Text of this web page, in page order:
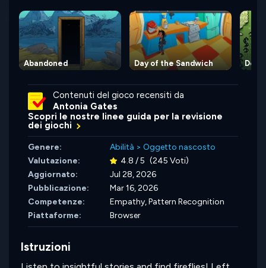
Abandoned Day of the Sandwich
Contenuti del gioco recensiti da
Antonia Gates
Scopri le nostre linee guida per la revisione
dei giochi
Genere: Abilità > Oggetto nascosto
Valutazione:
4.8 / 5 (245 Voti)
Aggiornato:
Jul 28, 2026
Pubblicazione:
Mar 16, 2026
Competenze:
Empathy,Pattern Recognition
Piattaforme:
Browser
Istruzioni